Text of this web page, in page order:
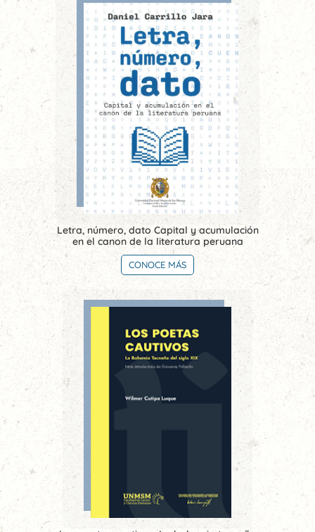
Letra, número, dato Capital y acumulación
en el canon de la literatura peruana
CONOCE MÁS